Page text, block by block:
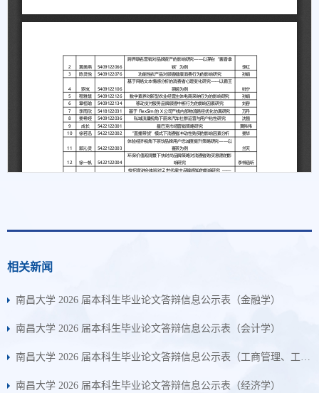
相关新闻
南昌大学 2026 届本科生毕业论文答辩信息公示表（金融学）
南昌大学 2026 届本科生毕业论文答辩信息公示表（会计学）
南昌大学 2026 届本科生毕业论文答辩信息公示表（工商管理、工业工程）
南昌大学 2026 届本科生毕业论文答辩信息公示表（经济学）